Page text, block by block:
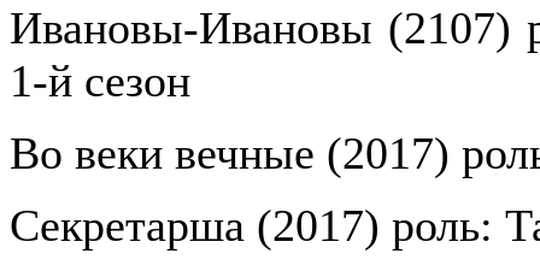
Ивановы-Ивановы (2107)
1-й сезон
Во веки вечные (2017)
Секретарша (2017) роль: